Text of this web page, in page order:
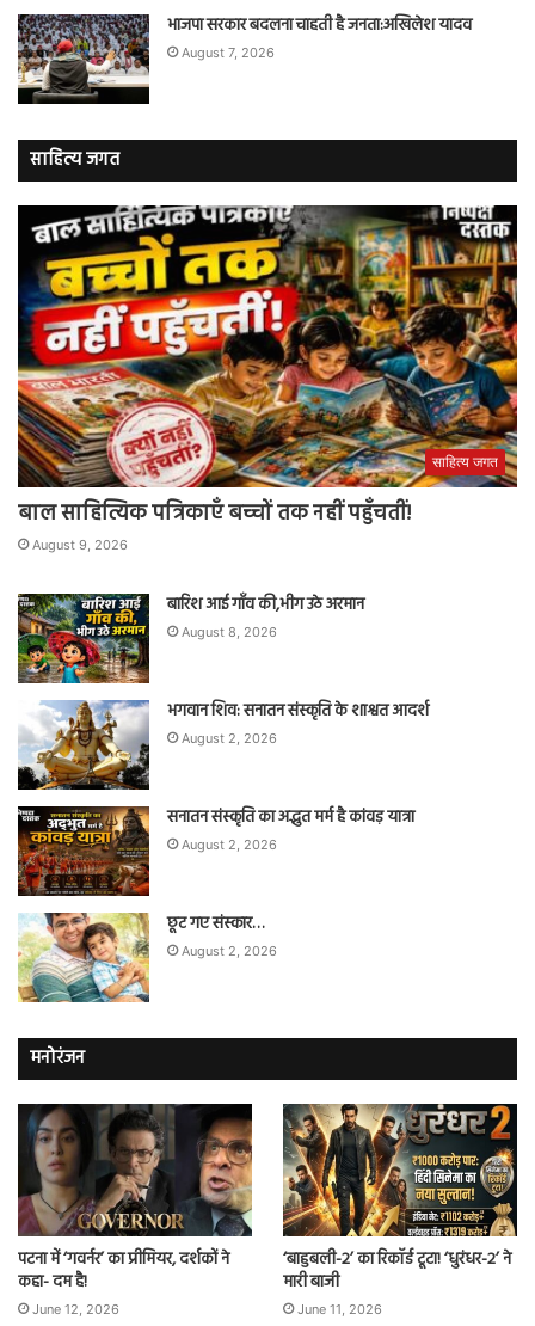
भाजपा सरकार बदलना चाहती है जनता:अखिलेश यादव
August 7, 2026
साहित्य जगत
साहित्य जगत
बाल साहित्यिक पत्रिकाएँ बच्चों तक नहीं पहुँचतीं!
August 9, 2026
बारिश आई गाँव की,भीग उठे अरमान
August 8, 2026
भगवान शिव: सनातन संस्कृति के शाश्वत आदर्श
August 2, 2026
सनातन संस्कृति का अद्भुत मर्म है कांवड़ यात्रा
August 2, 2026
छूट गए संस्कार…
August 2, 2026
मनोरंजन
पटना में ‘गवर्नर’ का प्रीमियर, दर्शकों ने
कहा- दम है!
June 12, 2026
‘बाहुबली-2’ का रिकॉर्ड टूटा! ‘धुरंधर-2’ ने
मारी बाजी
June 11, 2026